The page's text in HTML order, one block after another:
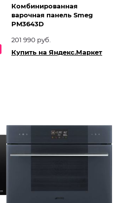
Комбинированная
варочная панель Smeg
PM3643D
201 990 руб.
Купить на Яндекс.Маркет